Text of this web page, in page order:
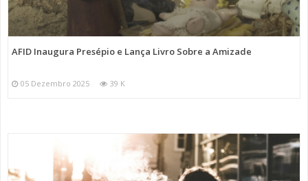
AFID Inaugura Presépio e Lança Livro Sobre a Amizade
05 Dezembro 2025 39 K